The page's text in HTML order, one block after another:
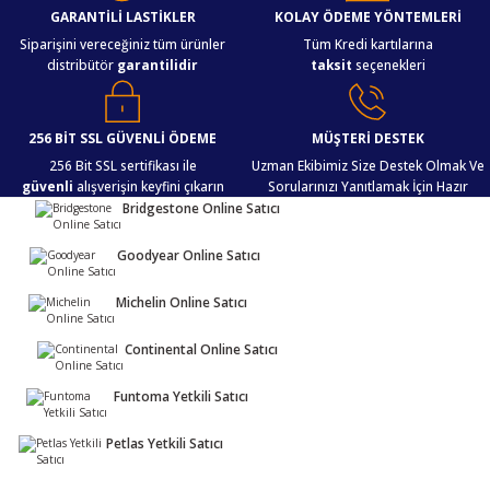
GARANTİLİ LASTİKLER
Siparişini vereceğiniz tüm ürünler
distribütör garantilidir
KOLAY ÖDEME YÖNTEMLERİ
Tüm Kredi kartılarına
taksit seçenekleri
256 BİT SSL GÜVENLİ ÖDEME
256 Bit SSL sertifikası ile
güvenli alışverişin keyfini çıkarın
MÜŞTERİ DESTEK
Uzman Ekibimiz Size Destek Olmak Ve
Sorularınızı Yanıtlamak İçin Hazır
Bridgestone Online Satıcı
Goodyear Online Satıcı
Michelin Online Satıcı
Continental Online Satıcı
Funtoma Yetkili Satıcı
Petlas Yetkili Satıcı